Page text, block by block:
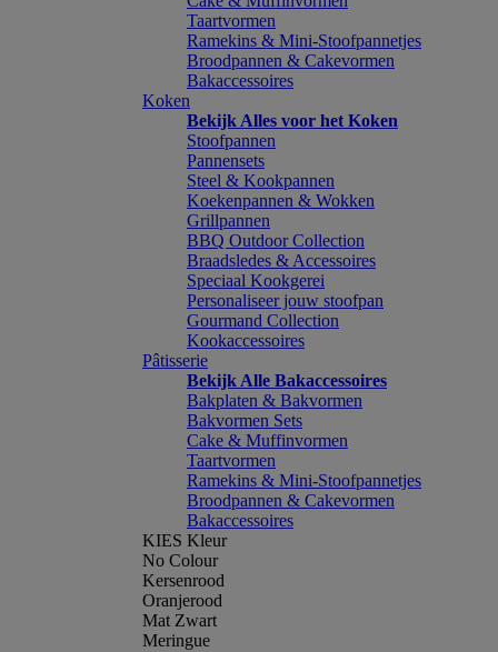
Taartvormen
Ramekins & Mini-Stoofpannetjes
Broodpannen & Cakevormen
Bakaccessoires
Koken
Bekijk Alles voor het Koken
Stoofpannen
Pannensets
Steel & Kookpannen
Koekenpannen & Wokken
Grillpannen
BBQ Outdoor Collection
Braadsledes & Accessoires
Speciaal Kookgerei
Personaliseer jouw stoofpan
Gourmand Collection
Kookaccessoires
Pâtisserie
Bekijk Alle Bakaccessoires
Bakplaten & Bakvormen
Bakvormen Sets
Cake & Muffinvormen
Taartvormen
Ramekins & Mini-Stoofpannetjes
Broodpannen & Cakevormen
Bakaccessoires
KIES Kleur
No Colour
Kersenrood
Oranjerood
Mat Zwart
Meringue